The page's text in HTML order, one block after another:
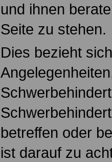
und ihnen
Seite zu stehen.
Dies bezieht
betreffen oder
ist darauf zu